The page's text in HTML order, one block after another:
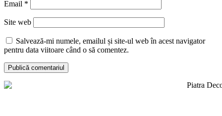
Email *
Site web
Salvează-mi numele, emailul și site-ul web în acest navigator
pentru data viitoare când o să comentez.